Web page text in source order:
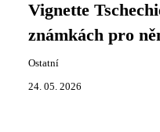
Vignette
známkách pro
Ostatní
24. 05. 2026